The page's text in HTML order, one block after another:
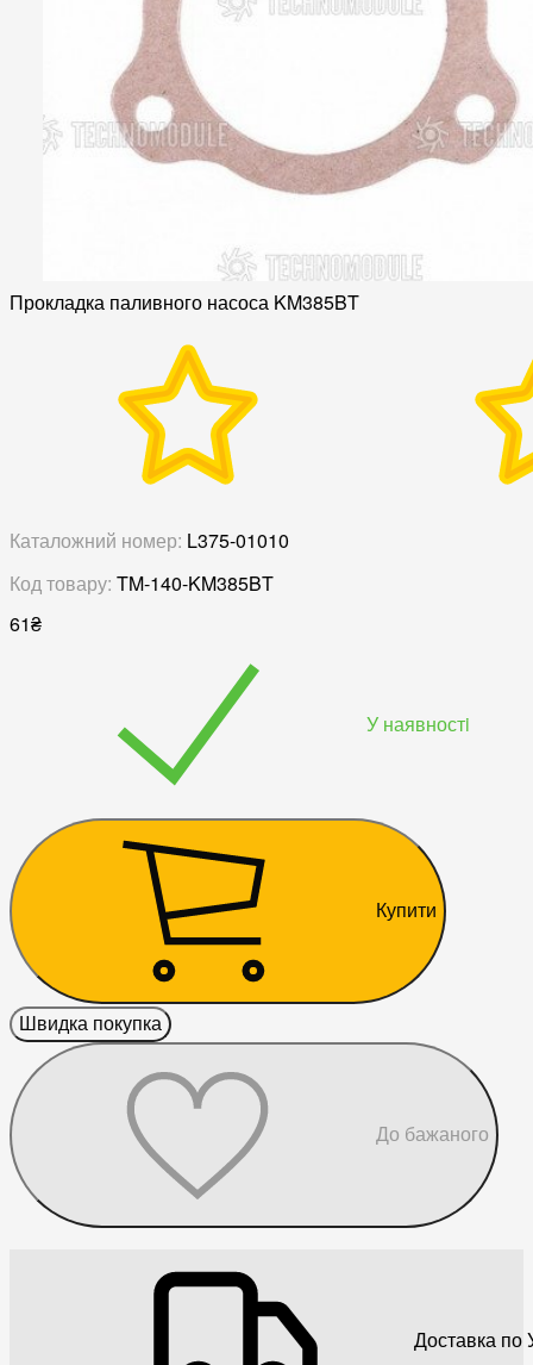
Прокладка паливного насоса KM385BT
Каталожний номер: L375-01010
Код товару: TM-140-KM385BT
61₴
У наявностi
Купити
Швидка покупка
До бажаного
Доставка по